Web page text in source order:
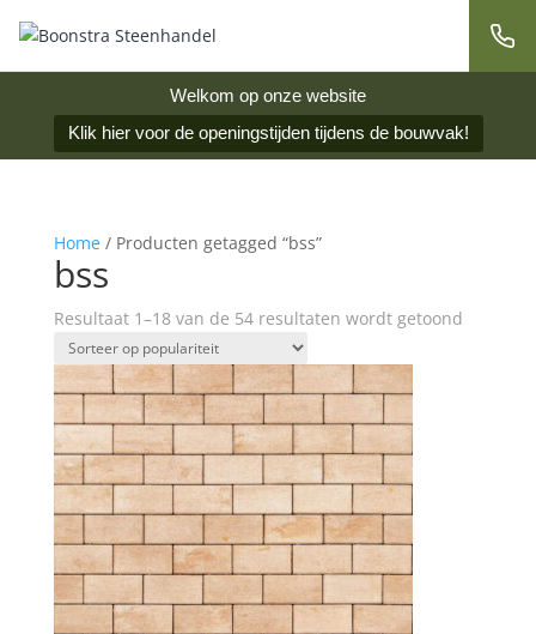
Welkom op onze website
Klik hier voor de openingstijden tijdens de bouwvak!
Home/ Producten getagged “bss”
bss
Resultaat 1–18 van de 54 resultaten wordt getoond